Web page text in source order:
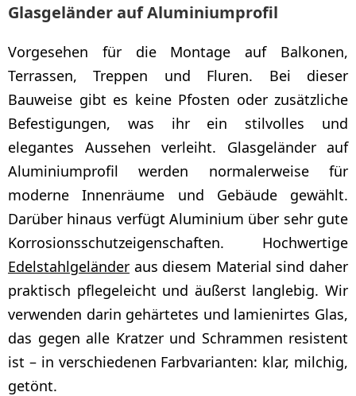
Glasgeländer auf Aluminiumprofil
Vorgesehen für die Montage auf Balkonen,
Terrassen, Treppen und Fluren. Bei dieser
Bauweise gibt es keine Pfosten oder zusätzliche
Befestigungen, was ihr ein stilvolles und
elegantes Aussehen verleiht. Glasgeländer auf
Aluminiumprofil werden normalerweise für
moderne Innenräume und Gebäude gewählt.
Darüber hinaus verfügt Aluminium über sehr gute
Korrosionsschutzeigenschaften. Hochwertige
Edelstahlgeländer aus diesem Material sind daher
praktisch pflegeleicht und äußerst langlebig. Wir
verwenden darin gehärtetes und lamienirtes Glas,
das gegen alle Kratzer und Schrammen resistent
ist – in verschiedenen Farbvarianten: klar, milchig,
getönt.